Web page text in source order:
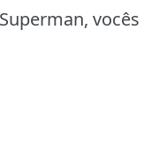
vocês